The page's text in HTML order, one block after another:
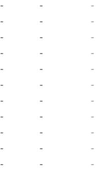
- -
-
- -
-
- -
-
- -
-
- -
-
- -
-
- -
-
- -
-
- -
-
- -
-
- -
-